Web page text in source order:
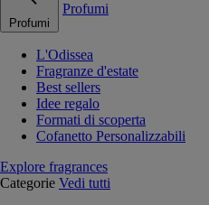
Profumi
Profumi
L'Odissea
Fragranze d'estate
Best sellers
Idee regalo
Formati di scoperta
Cofanetto Personalizzabili
Explore fragrances
Categorie Vedi tutti